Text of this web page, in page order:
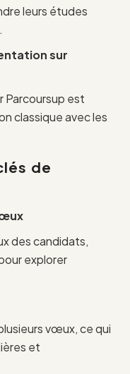
leurs études
sur
Parcoursup est
classique avec les
de
des candidats,
explorer
vœux, ce qui
et